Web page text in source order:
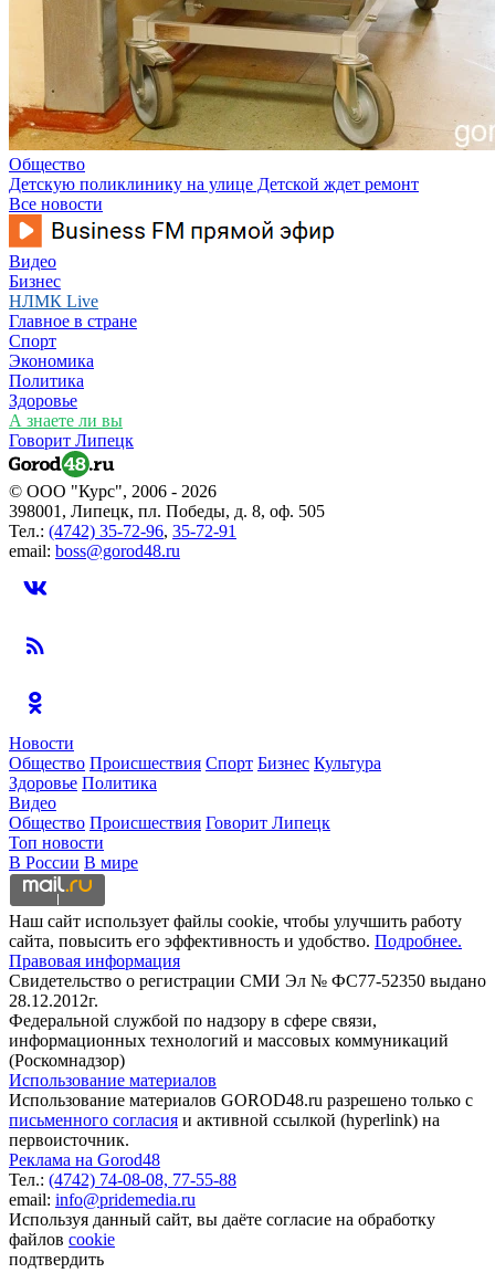
Общество
Детскую поликлинику на улице Детской ждет ремонт
Все новости
Видео
Бизнес
НЛМК Live
Главное в стране
Спорт
Экономика
Политика
Здоровье
А знаете ли вы
Говорит Липецк
© ООО "Курс", 2006 - 2026
398001, Липецк, пл. Победы, д. 8, оф. 505
Тел.: (4742) 35-72-96, 35-72-91
email: boss@gorod48.ru
Новости
Общество Происшествия Спорт Бизнес Культура
Здоровье Политика
Видео
Общество Происшествия Говорит Липецк
Топ новости
В России В мире
Наш сайт использует файлы cookie, чтобы улучшить работу
сайта, повысить его эффективность и удобство. Подробнее.
Правовая информация
Свидетельство о регистрации СМИ Эл № ФС77-52350 выдано
28.12.2012г.
Федеральной службой по надзору в сфере связи,
информационных технологий и массовых коммуникаций
(Роскомнадзор)
Использование материалов
Использование материалов GOROD48.ru разрешено только с
письменного согласия и активной ссылкой (hyperlink) на
первоисточник.
Реклама на Gorod48
Тел.: (4742) 74-08-08, 77-55-88
email: info@pridemedia.ru
Используя данный сайт, вы даёте согласие на обработку
файлов cookie
подтвердить